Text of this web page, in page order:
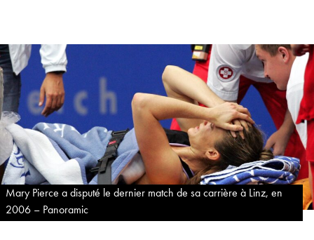
Mary Pierce a disputé le dernier match de sa carrière à Linz, en
2006 – Panoramic